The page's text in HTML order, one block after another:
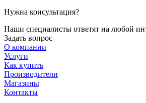
Нужна консультация?
Наши специалисты ответят на любой
Задать вопрос
О компании
Услуги
Как купить
Производители
Магазины
Контакты